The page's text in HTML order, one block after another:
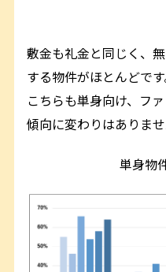
敷金も礼金と同じく、
する物件がほとんどです
こちらも単身向け、フ
傾向に変わりはありませ
単身物